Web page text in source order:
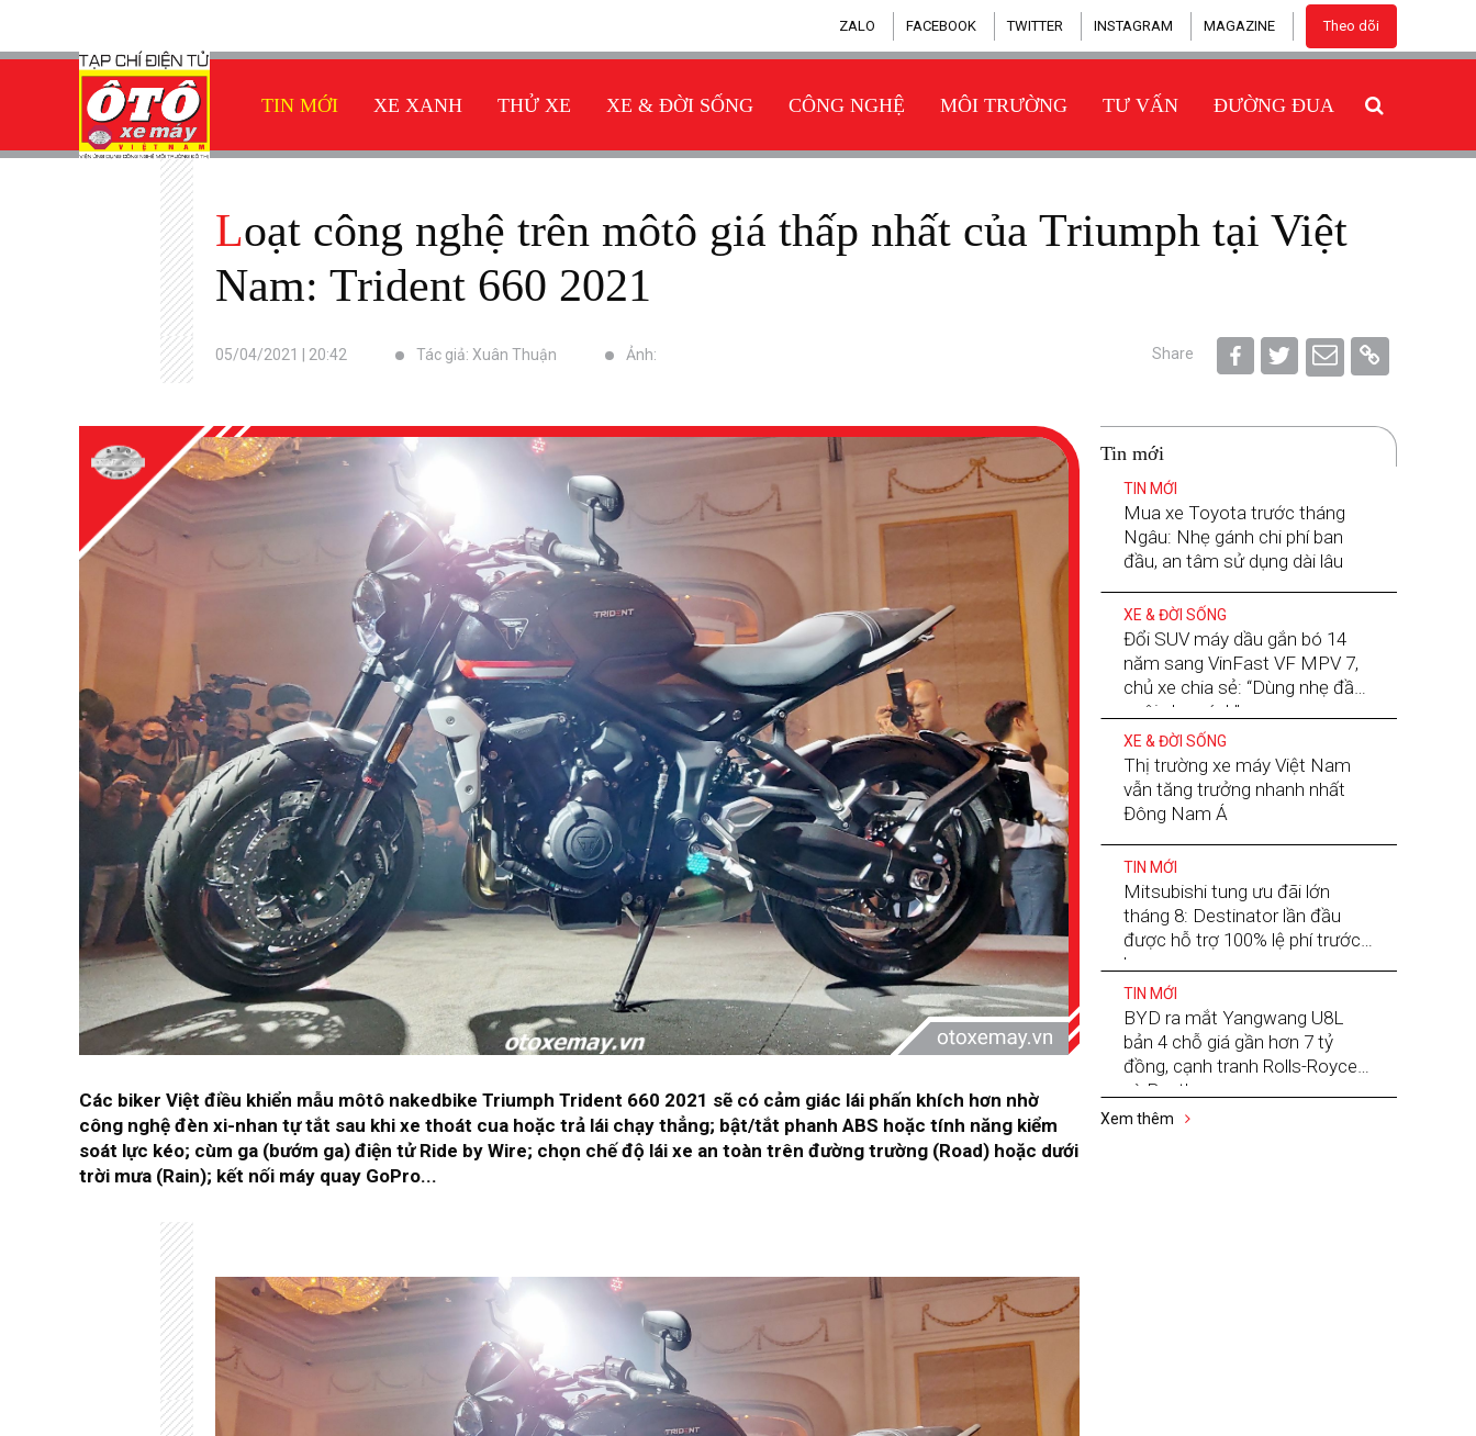
ZALO FACEBOOK TWITTER INSTAGRAM MAGAZINE Theo dõi
TIN MỚI XE XANH THỬ XE XE & ĐỜI SỐNG CÔNG NGHỆ MÔI TRƯỜNG TƯ VẤN ĐƯỜNG ĐUA
Loạt công nghệ trên môtô giá thấp nhất của Triumph tại Việt
Nam: Trident 660 2021
05/04/2021 | 20:42 Tác giả: Xuân Thuận Ảnh: Share
Các biker Việt điều khiển mẫu môtô nakedbike Triumph Trident 660 2021 sẽ có cảm giác lái phấn khích hơn nhờ
công nghệ đèn xi-nhan tự tắt sau khi xe thoát cua hoặc trả lái chạy thẳng; bật/tắt phanh ABS hoặc tính năng kiểm
soát lực kéo; cùm ga (bướm ga) điện tử Ride by Wire; chọn chế độ lái xe an toàn trên đường trường (Road) hoặc dưới
trời mưa (Rain); kết nối máy quay GoPro...
Tin mới
TIN MỚI
Mua xe Toyota trước tháng
Ngâu: Nhẹ gánh chi phí ban
đầu, an tâm sử dụng dài lâu
XE & ĐỜI SỐNG
Đổi SUV máy dầu gắn bó 14
năm sang VinFast VF MPV 7,
chủ xe chia sẻ: “Dùng nhẹ đầu,
nuôi nhẹ gánh”
XE & ĐỜI SỐNG
Thị trường xe máy Việt Nam
vẫn tăng trưởng nhanh nhất
Đông Nam Á
TIN MỚI
Mitsubishi tung ưu đãi lớn
tháng 8: Destinator lần đầu
được hỗ trợ 100% lệ phí trước
bạ
TIN MỚI
BYD ra mắt Yangwang U8L
bản 4 chỗ giá gần hơn 7 tỷ
đồng, cạnh tranh Rolls-Royce
và Bentley
Xem thêm